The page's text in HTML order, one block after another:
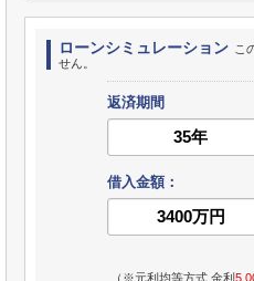
ローンシミュレーション こ
せん。
返済期間
借入金額：
（※元利均等方式 金利